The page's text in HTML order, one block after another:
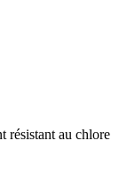
résistant au chlore